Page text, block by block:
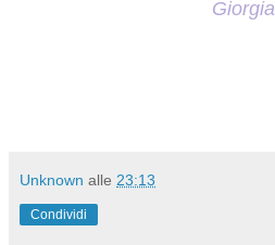
Giorgia
Unknown alle 23:13
Condividi